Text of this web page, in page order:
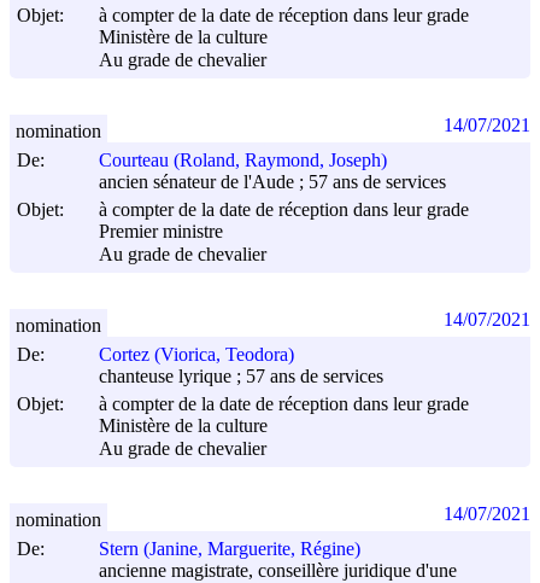
Objet:
à compter de la date de réception dans leur grade
Ministère de la culture
Au grade de chevalier
De:
Courteau (Roland, Raymond, Joseph)
ancien sénateur de l'Aude ; 57 ans de services
Objet:
à compter de la date de réception dans leur grade
Premier ministre
Au grade de chevalier
nomination 14/07/2021
De:
Cortez (Viorica, Teodora)
chanteuse lyrique ; 57 ans de services
Objet:
à compter de la date de réception dans leur grade
Ministère de la culture
Au grade de chevalier
nomination 14/07/2021
De:
Stern (Janine, Marguerite, Régine)
ancienne magistrate, conseillère juridique d'une
nomination 14/07/2021